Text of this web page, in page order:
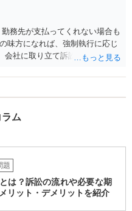
務先が支払ってくれない場合も
味方になれば、強制執行に応じ
会社に取り立て訴訟を行うこと
売などを検討します。 ＞何もで
るのでしょうか？ できます。た
ム
題
は？訴訟の流れや必要な期
リット・デメリットを紹介